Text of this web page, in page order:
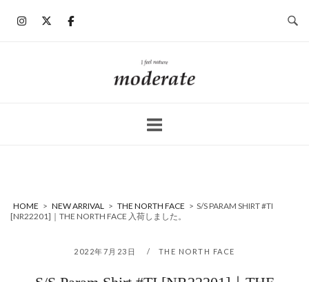
ホ
ー
HOME > NEW ARRIVAL > THE NORTH FACE > S/S PARAM SHIRT #TI
[NR22201]｜THE NORTH FACE 入荷しました。
2022年7月23日 THE NORTH FACE